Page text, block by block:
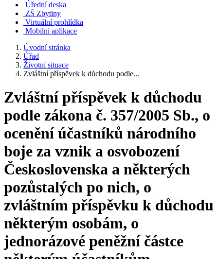
Úřední deska
ZŠ Zbytiny
Virtuální prohlídka
Mobilní aplikace
Úvodní stránka
Úřad
Životní situace
Zvláštní příspěvek k důchodu podle...
Zvláštní příspěvek k důchodu
podle zákona č. 357/2005 Sb., o
ocenění účastníků národního
boje za vznik a osvobození
Československa a některých
pozůstalých po nich, o
zvláštním příspěvku k důchodu
některým osobám, o
jednorázové peněžní částce